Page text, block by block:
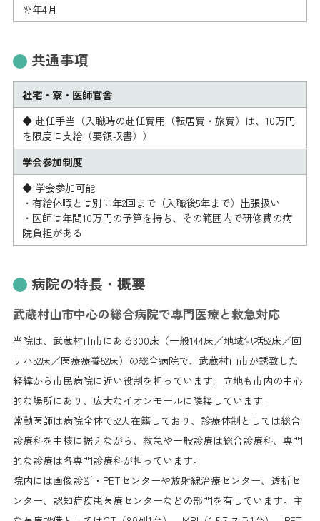
翌年4月
共通事項
社宅・寮・医師官舎
◆ 赴任手当（入職時の赴任費用（転居費・旅費）は、10万円
を限度に支給（要領収書））
学会参加制度
◆ 学会参加可能
・有給休暇とは別に年2回まで（入職後5年まで）出張扱い
・医師は年間10万円の予算を持ち、その範囲内で研修費の病
院負担がある
病院の特長・概要
武蔵村山市中心の総合病院で専門医療と救急対応
当院は、武蔵村山市にある300床（一般144床／地域包括52床／回
リハ52床／医療療養52床）の総合病院で、武蔵村山市が誘致した
経緯から市民病院に近い役割を担っています。立地も市内の中心
的な場所にあり、広大なイオンモールに隣接しています。
常勤医師は病院全体で52人在籍しており、診療体制としては総合
診療科を中核に据えながら、救急や一般診療は総合診療科、専門
的な診療は各専門診療科が担っています。
院内には画像診断・PETセンターや放射線治療センター、透析セ
ンター、認知症疾患医療センターなどの部門を有しています。主